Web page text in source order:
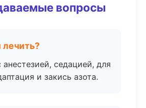
вопросы
лечить?
анестезией, седацией, для
и закись азота.